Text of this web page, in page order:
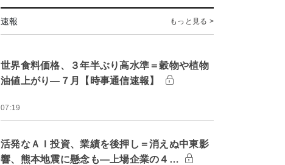
速報 もっと見る >
世界食料価格、３年半ぶり高水準＝穀物や植物
油値上がり―７月【時事通信速報】
07:19
活発なＡＩ投資、業績を後押し＝消えぬ中東影
響、熊本地震に懸念も―上場企業の４…